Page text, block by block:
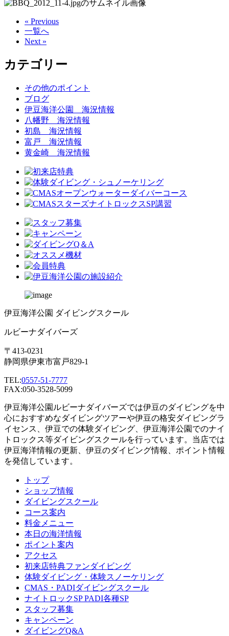
« Previous
一覧へ
Next »
カテゴリー
その他のポイント
ブログ
伊豆海洋公園 海況情報
八幡野 海況情報
初島 海況情報
富戸 海況情報
黄金崎 海況情報
伊豆海洋公園 ダイビングスクール
ルビーナダイバーズ
〒413-0231
静岡県伊東市富戸829-1
TEL:0557-51-7777
FAX:050-3528-5099
伊豆海洋公園ルビーナダイバーズでは伊豆のダイビングを中
心におすすめなダイビングツアーや伊豆の格安ダイビングラ
イセンス、伊豆での体験ダイビング、伊豆海洋公園でのナイ
トロックス等ダイビングスクールを行っています。当店では
伊豆海洋情報の更新、伊豆のダイビング情報、ポイント情報
を発信しています。
トップ
ショップ情報
ダイビングスクール
コース案内
料金メニュー
本日の海洋情報
ポイント案内
アクセス
初来店特典ファンダイビング
体験ダイビング・体験スノーケリング
CMAS・PADIダイビングスクール
ナイトロックSP PADI各種SP
スタッフ募集
キャンペーン
ダイビングQ&A